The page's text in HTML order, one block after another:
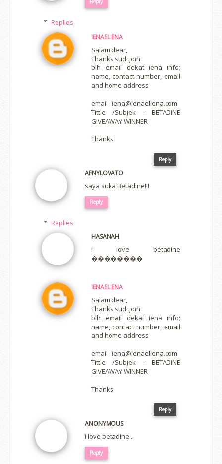
Reply
Replies
IENAELIENA
Salam dear,
Thanks sudi join.
blh email dekat iena info;
name, contact number, email
and home address
email : iena@ienaeliena.com
Tittle /Subjek : BETADINE
GIVEAWAY WINNER
Thanks
Reply
AFNYLOVATO
saya suka Betadine!!!
Reply
Replies
HASANAH
i love betadine
��������
IENAELIENA
Salam dear,
Thanks sudi join.
blh email dekat iena info;
name, contact number, email
and home address
email : iena@ienaeliena.com
Tittle /Subjek : BETADINE
GIVEAWAY WINNER
Thanks
Reply
ANONYMOUS
i love betadine...
Reply